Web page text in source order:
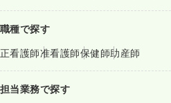
職種で探す
正看護師准看護師保健師助産師
担当業務で探す